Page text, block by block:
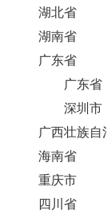
湖北省
湖南省
广东省
广东省
深圳市
广西壮族自
海南省
重庆市
四川省